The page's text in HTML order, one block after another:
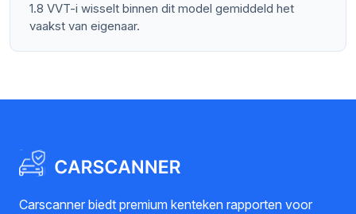
1.8 VVT-i wisselt binnen dit model gemiddeld het
vaakst van eigenaar.
Carscanner biedt premium kenteken rapporten voor